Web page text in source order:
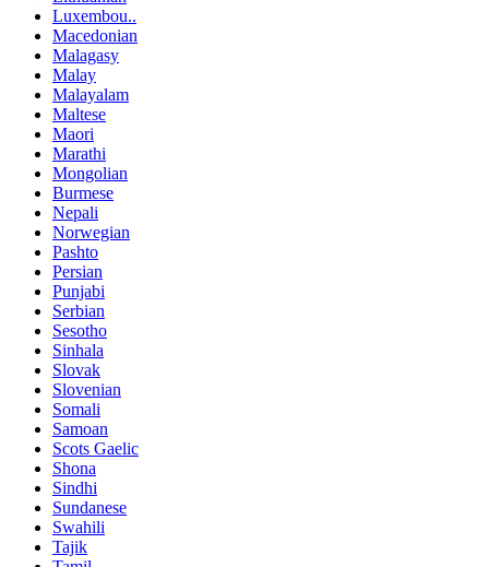
Luxembou..
Macedonian
Malagasy
Malay
Malayalam
Maltese
Maori
Marathi
Mongolian
Burmese
Nepali
Norwegian
Pashto
Persian
Punjabi
Serbian
Sesotho
Sinhala
Slovak
Slovenian
Somali
Samoan
Scots Gaelic
Shona
Sindhi
Sundanese
Swahili
Tajik